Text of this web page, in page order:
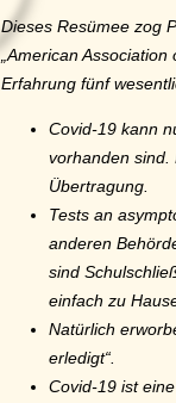
Dieses Resümee zog
„American
Erfahrung fünf
Covid-19 kann
vorhanden sind.
Übertragung.
Tests an
anderen
sind
einfach zu
Natürlich
erledigt“.
Covid-19 ist